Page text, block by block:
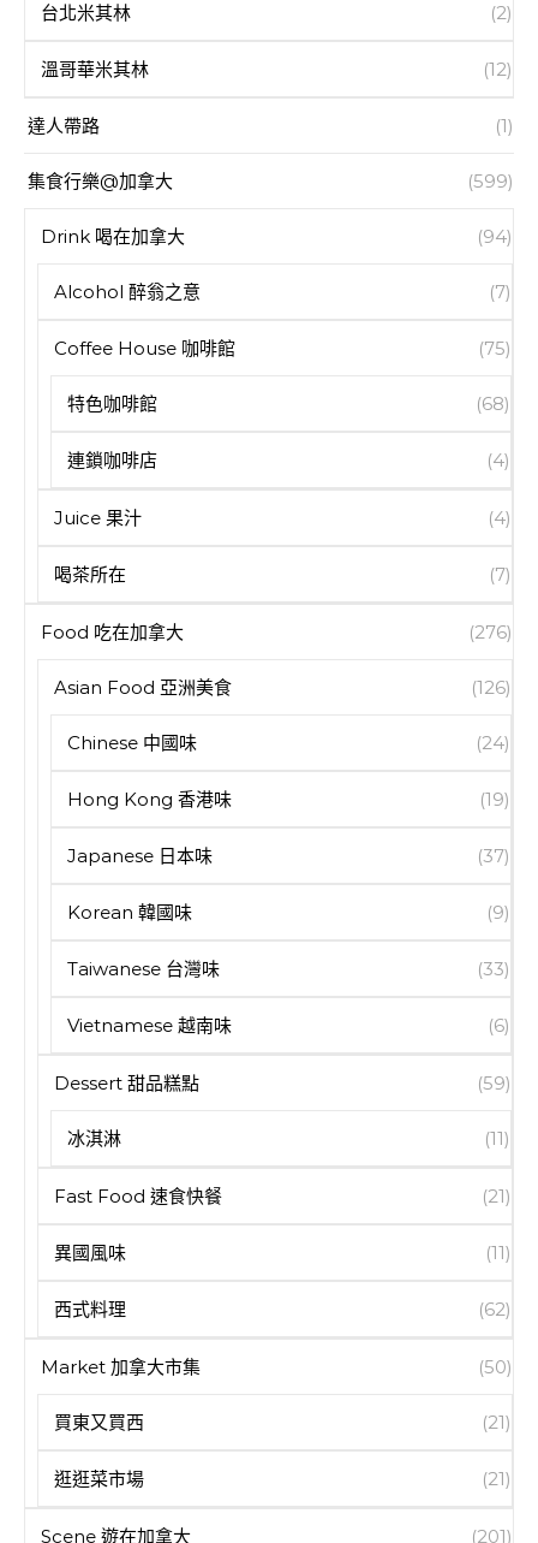
台北米其林 (2)
溫哥華米其林 (12)
達人帶路 (1)
集食行樂@加拿大 (599)
Drink 喝在加拿大 (94)
Alcohol 醉翁之意 (7)
Coffee House 咖啡館 (75)
特色咖啡館 (68)
連鎖咖啡店 (4)
Juice 果汁 (4)
喝茶所在 (7)
Food 吃在加拿大 (276)
Asian Food 亞洲美食 (126)
Chinese 中國味 (24)
Hong Kong 香港味 (19)
Japanese 日本味 (37)
Korean 韓國味 (9)
Taiwanese 台灣味 (33)
Vietnamese 越南味 (6)
Dessert 甜品糕點 (59)
冰淇淋 (11)
Fast Food 速食快餐 (21)
異國風味 (11)
西式料理 (62)
Market 加拿大市集 (50)
買東又買西 (21)
逛逛菜市場 (21)
Scene 遊在加拿大 (201)